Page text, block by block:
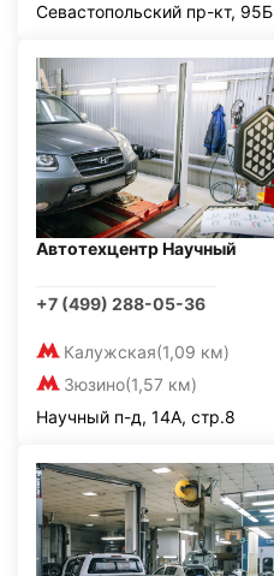
Севастопольский пр-кт, 95Б
Автотехцентр Научный
+7 (499) 288-05-36
Калужская(1,09 км)
Зюзино(1,57 км)
Научный п-д, 14А, стр.8